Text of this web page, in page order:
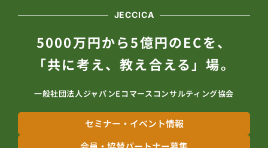
JECCICA
5000万円から5億円のECを、
「共に考え、教え合える」場。
一般社団法人ジャパンEコマースコンサルティング協会
セミナー・イベント情報